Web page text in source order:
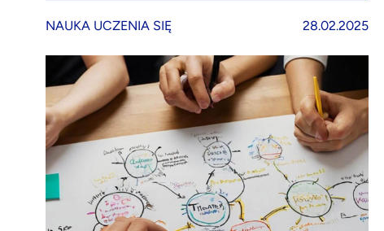
NAUKA UCZENIA SIĘ 28.02.2025